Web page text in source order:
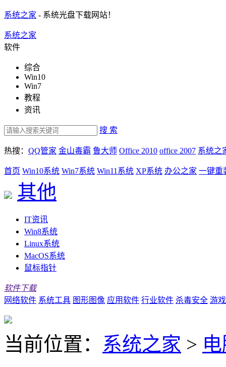
系统之家 - 系统光盘下载网站！
系统之家
软件
综合
Win10
Win7
教程
资讯
搜 索
热搜： QQ管家 金山毒霸 鲁大师 Office 2010 office 2007 系统之
首页 Win10系统 Win7系统 Win11系统 XP系统 办公之家 一键重
其他
IT资讯
Win8系统
Linux系统
MacOS系统
鼠标指针
软件下载
网络软件 系统工具 图形图像 应用软件 行业软件 杀毒安全 游
当前位置： 系统之家 >